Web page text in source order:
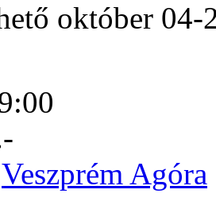
október
Veszprém Agóra